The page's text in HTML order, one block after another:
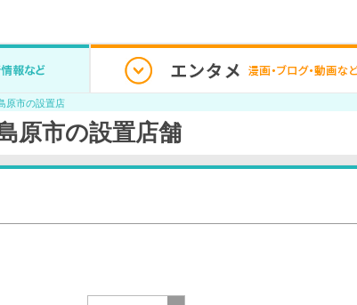
原市の設置店
原市の設置店舗